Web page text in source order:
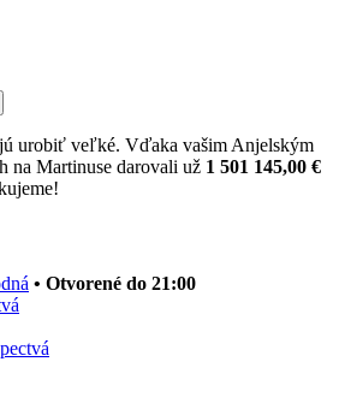
urobiť veľké. Vďaka vašim Anjelským
na Martinuse darovali už 1 501 145,00 €
• Otvorené do 21:00